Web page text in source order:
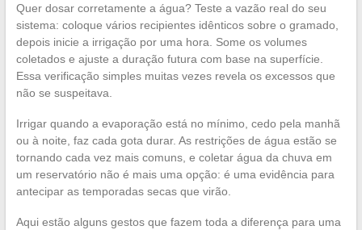
Quer dosar corretamente a água? Teste a vazão real do seu
sistema: coloque vários recipientes idênticos sobre o gramado,
depois inicie a irrigação por uma hora. Some os volumes
coletados e ajuste a duração futura com base na superfície.
Essa verificação simples muitas vezes revela os excessos que
não se suspeitava.
Irrigar quando a evaporação está no mínimo, cedo pela manhã
ou à noite, faz cada gota durar. As restrições de água estão se
tornando cada vez mais comuns, e coletar água da chuva em
um reservatório não é mais uma opção: é uma evidência para
antecipar as temporadas secas que virão.
Aqui estão alguns gestos que fazem toda a diferença para uma